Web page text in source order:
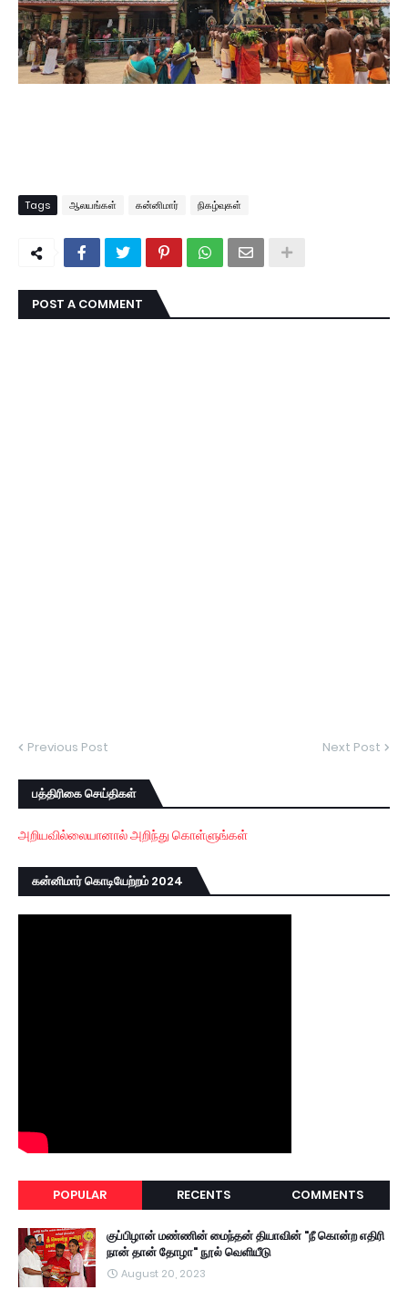
Tags ஆலயங்கள் கன்னிமார் நிகழ்வுகள்
POST A COMMENT
Previous Post Next Post
பத்திரிகை செய்திகள்
அறியவில்லையானால் அறிந்து கொள்ளுங்கள்
கன்னிமார் கொடியேற்றம் 2024
POPULAR RECENTS COMMENTS
குப்பிழான் மண்ணின் மைந்தன் தியாவின் "நீ கொன்ற எதிரி
நான் தான் தோழா" நூல் வெளியீடு
August 20, 2023